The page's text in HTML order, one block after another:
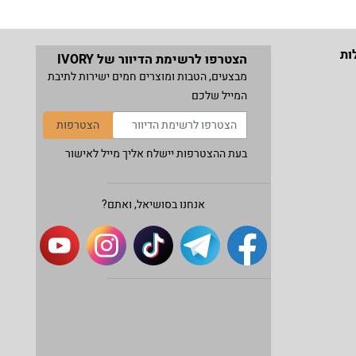
הצטרפו לרשימת הדיוור של IVORY
מבצעים, הטבות ומוצרים חמים ישירות לתיבת
המייל שלכם
הצטרפות
בעת ההצטרפות יישלח אליך מייל לאישור
אנחנו בסושיאל, ואתם?